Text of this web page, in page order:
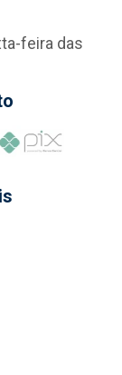
feira das